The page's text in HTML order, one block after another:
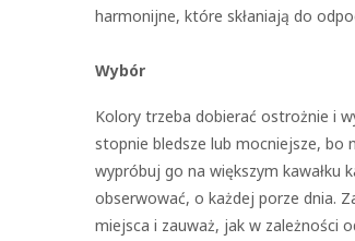
harmonijne, które skłaniają do
Wybór
Kolory trzeba dobierać ostrożnie i
stopnie bledsze lub mocniejsze, bo
wypróbuj go na większym kawałku
obserwować, o każdej porze dnia.
miejsca i zauważ, jak w zależności